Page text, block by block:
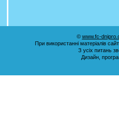
© www.fc-
При використанні матеріалів
З усіх питань
Дизайн,